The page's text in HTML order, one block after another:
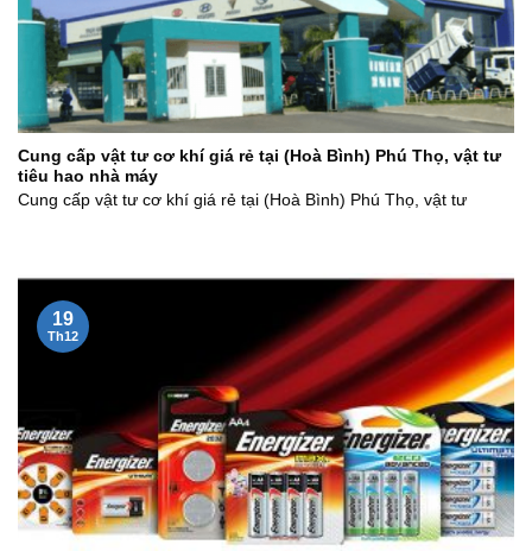
Cung cấp vật tư cơ khí giá rẻ tại (Hoà Bình) Phú Thọ, vật tư
tiêu hao nhà máy
Cung cấp vật tư cơ khí giá rẻ tại (Hoà Bình) Phú Thọ, vật tư
19
Th12